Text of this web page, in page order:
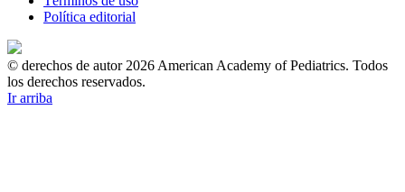
Política editorial
© derechos de autor 2026 American Academy of Pediatrics. Todos
los derechos reservados.
Ir arriba